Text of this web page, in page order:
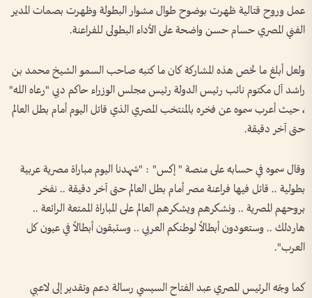
عمل وروح قتالية ظهرت بوضوح طوال مشوار البطولة وظهرت بصمات المدير
الفني المصري حسام حسن واضحة على الأداء البطولى للفراعنة.
ولعل أبلغ ما لخص هذه المشاركة كان ما كتبه صاحب السمو الشيخ محمد بن
راشد آل مكتوم نائب رئيس الدولة رئيس مجلس الوزراء حاكم دبي "رعاه الله"
، حيث أعرب سموه عن فخره بالمنتخب المصري الذي قاتل اليوم أمام بطل العالم
حتى آخر دقيقة.
وقال سموه في حسابه على منصة " إكس" : "شهدنا اليوم مباراة مصرية عربية
بطولية .. قاتل فيها فراعنة مصر أمام بطل العالم حتى آخر دقيقة .. نفخر
بروحهم المصرية .. ونشكرهم ويشكرهم العالم على المباراة الممتعة الرائعة ..
هاردلك .. وستعودون أبطالاً لوطنكم العربي .. وستبقون أبطالاً في عيون كل
العرب".
كما وجّه الرئيس المصري عبد الفتاح السيسي رسالة دعم وتقدير إلى لاعبي